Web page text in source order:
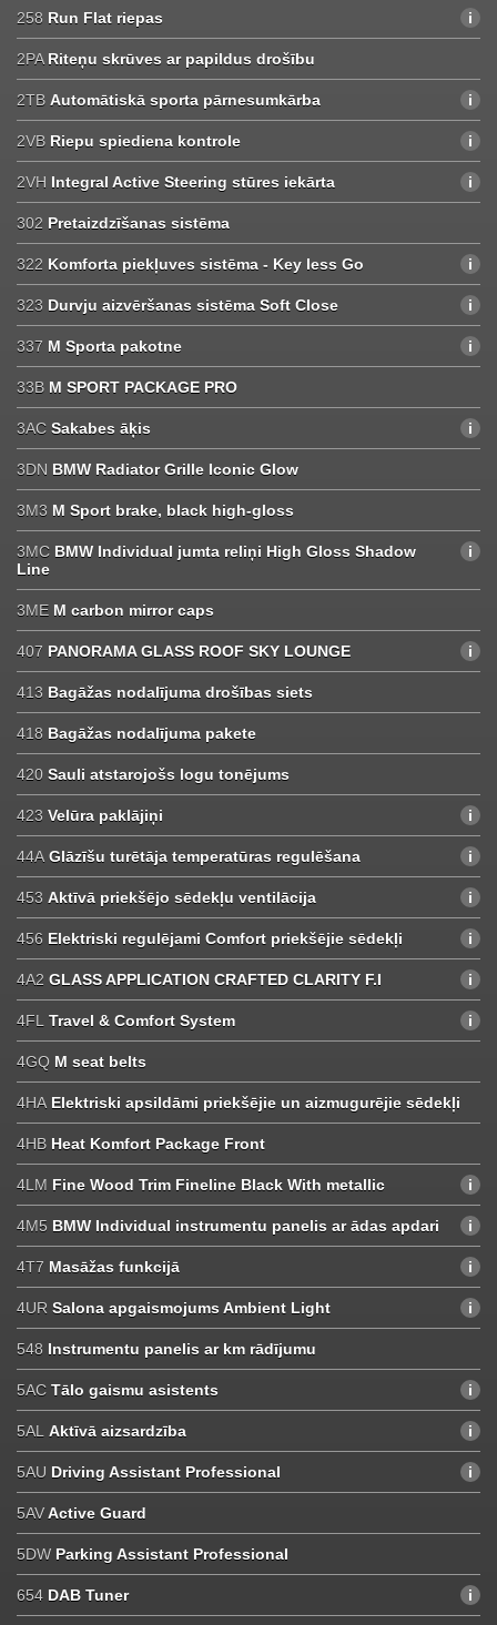
258 Run Flat riepas
2PA Riteņu skrūves ar papildus drošību
2TB Automātiskā sporta pārnesumkārba
2VB Riepu spiediena kontrole
2VH Integral Active Steering stūres iekārta
302 Pretaizdzīšanas sistēma
322 Komforta piekļuves sistēma - Key less Go
323 Durvju aizvēršanas sistēma Soft Close
337 M Sporta pakotne
33B M SPORT PACKAGE PRO
3AC Sakabes āķis
3DN BMW Radiator Grille Iconic Glow
3M3 M Sport brake, black high-gloss
3MC BMW Individual jumta reliņi High Gloss Shadow
Line
3ME M carbon mirror caps
407 PANORAMA GLASS ROOF SKY LOUNGE
413 Bagāžas nodalījuma drošības siets
418 Bagāžas nodalījuma pakete
420 Sauli atstarojošs logu tonējums
423 Velūra paklājiņi
44A Glāzīšu turētāja temperatūras regulēšana
453 Aktīvā priekšējo sēdekļu ventilācija
456 Elektriski regulējami Comfort priekšējie sēdekļi
4A2 GLASS APPLICATION CRAFTED CLARITY F.I
4FL Travel & Comfort System
4GQ M seat belts
4HA Elektriski apsildāmi priekšējie un aizmugurējie sēdekļi
4HB Heat Komfort Package Front
4LM Fine Wood Trim Fineline Black With metallic
4M5 BMW Individual instrumentu panelis ar ādas apdari
4T7 Masāžas funkcijā
4UR Salona apgaismojums Ambient Light
548 Instrumentu panelis ar km rādījumu
5AC Tālo gaismu asistents
5AL Aktīvā aizsardzība
5AU Driving Assistant Professional
5AVActive Guard
5DW Parking Assistant Professional
654 DAB Tuner